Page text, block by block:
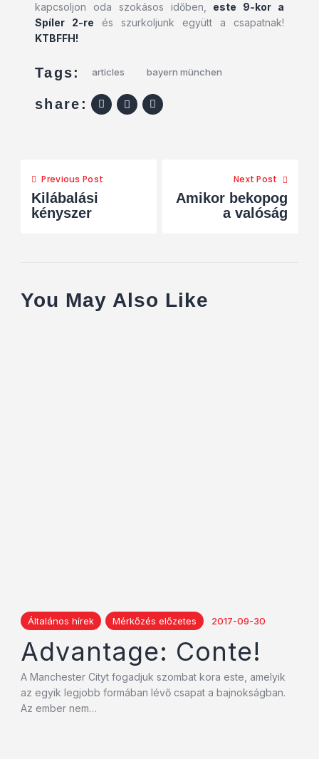
kapcsoljon oda szokásos időben, este 9-kor a
Spíler 2-re és szurkoljunk együtt a csapatnak!
KTBFFH!
Tags: articles bayern münchen
share:
Previous Post
Kilábalási
kényszer
Next Post
Amikor bekopog
a valóság
You May Also Like
Általános hírek Mérkőzés előzetes 2017-09-30
Advantage: Conte!
A Manchester Cityt fogadjuk szombat kora este, amelyik
az egyik legjobb formában lévő csapat a bajnokságban.
Az ember nem…